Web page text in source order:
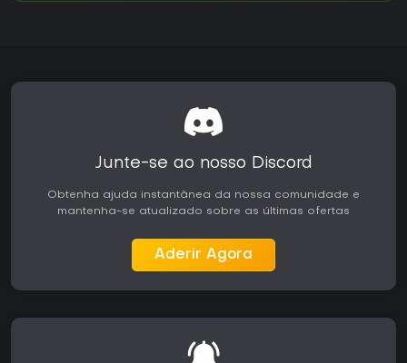
Junte-se ao nosso Discord
Obtenha ajuda instantânea da nossa comunidade e
mantenha-se atualizado sobre as últimas ofertas
Aderir Agora